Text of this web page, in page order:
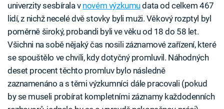
univerzity sesbírala v novém výzkumudata od celkem 467
lidí, z nichž necelé dvě stovky byli muži. Věkový rozptyl byl
poměrně široký, probandi byli ve věku od 18 do 58 let.
Všichni na sobě nějaký čas nosili záznamové zařízení, které
se spouštělo ve chvíli, kdy dotyčný promluvil. Náhodných
deset procent těchto promluv bylo následně
zaznamenáno a s těmi výzkumníci dále pracovali (pokud
by se museli probírat kompletními záznamy každodenních